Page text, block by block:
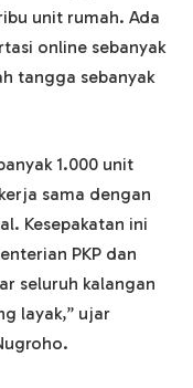
unit rumah. Ada
online sebanyak
tangga sebanyak
1.000 unit
sama dengan
Kesepakatan ini
PKP dan
seluruh kalangan
layak,” ujar